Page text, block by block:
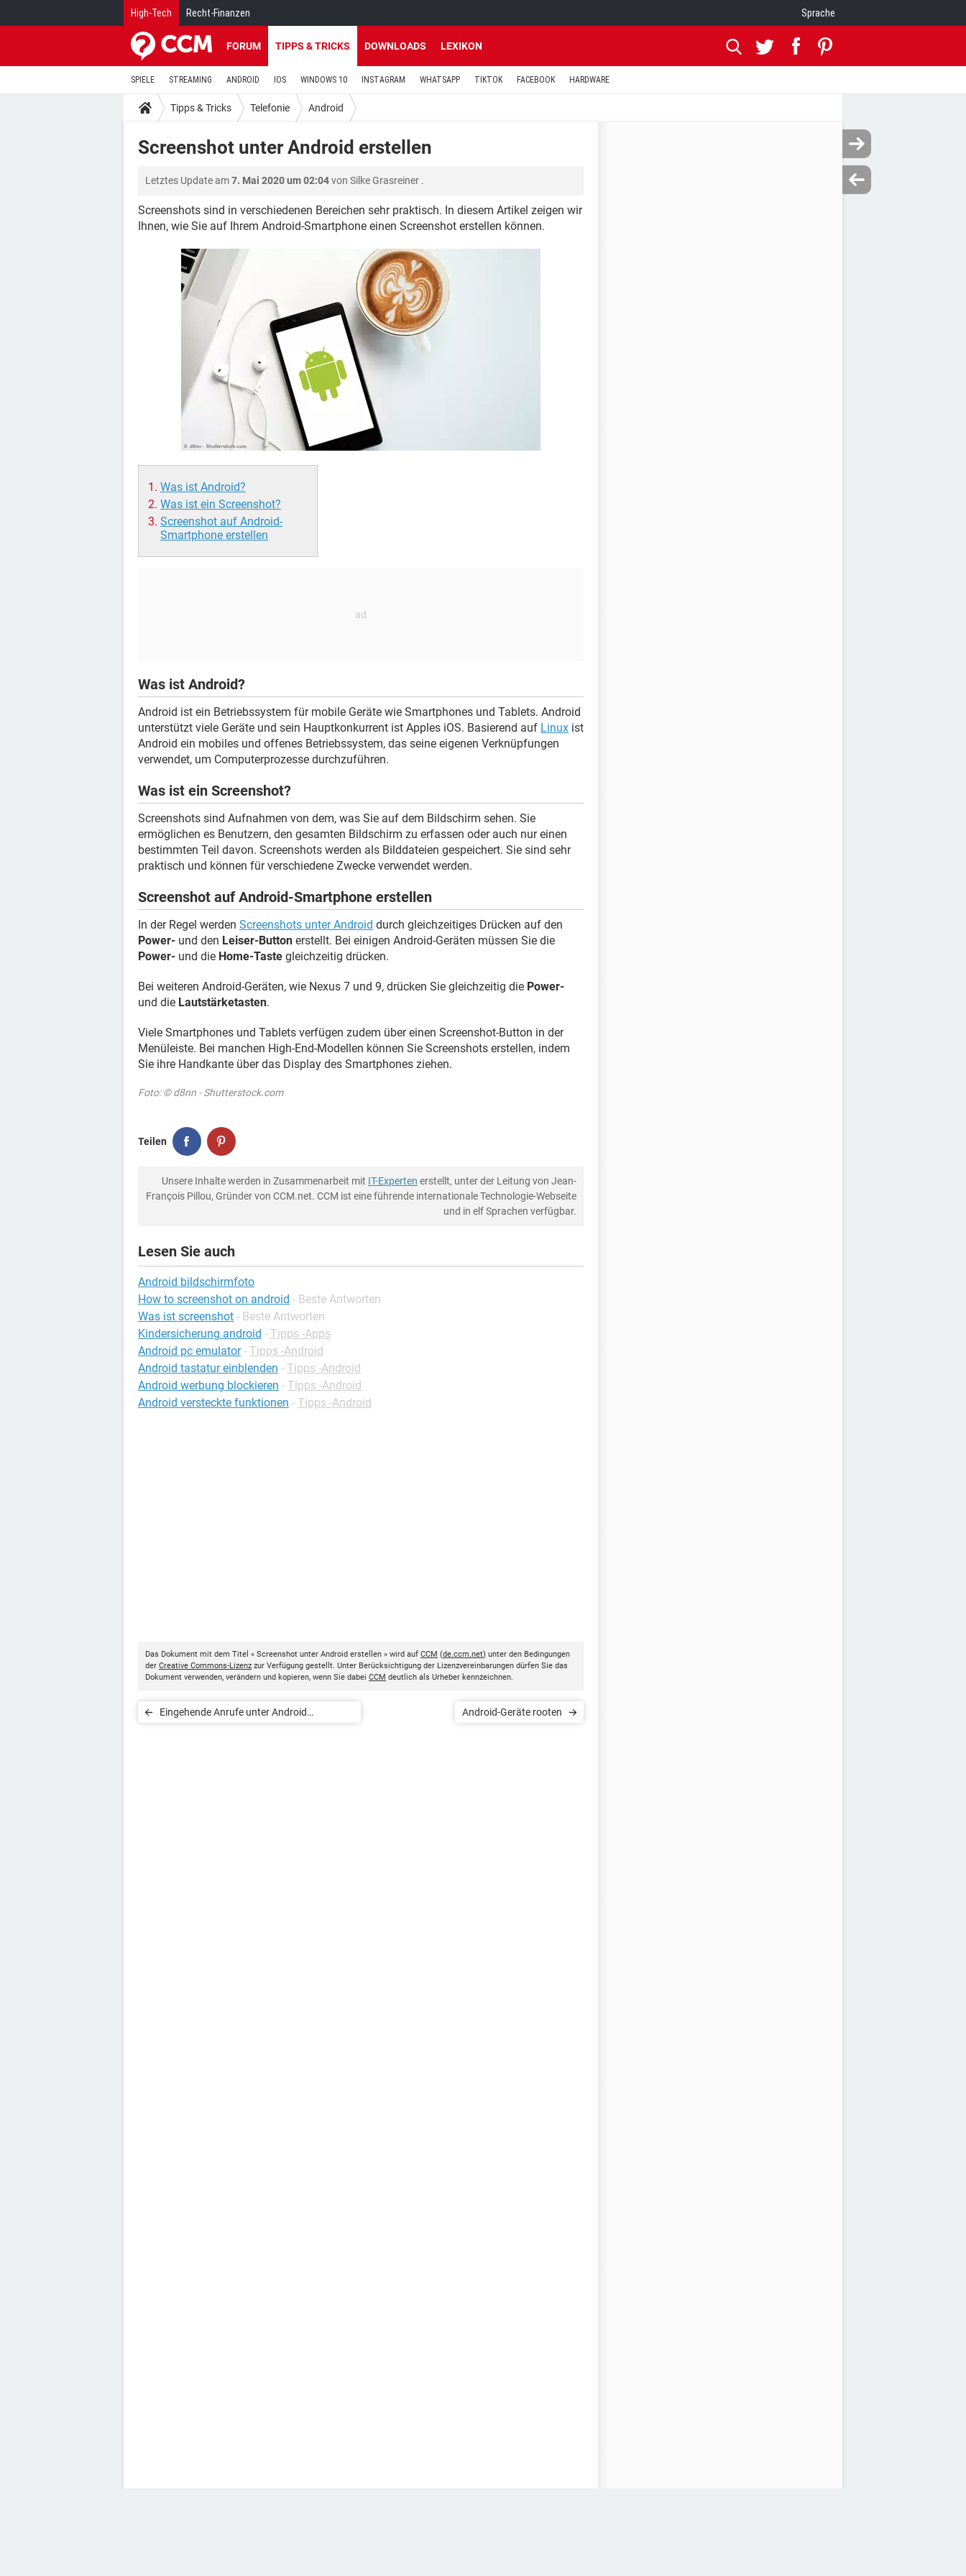
High-Tech Recht-Finanzen Sprache
FORUM TIPPS & TRICKS DOWNLOADS LEXIKON
SPIELE STREAMING ANDROID IOS WINDOWS 10 INSTAGRAM WHATSAPP TIKTOK FACEBOOK HARDWARE
Tipps & Tricks Telefonie Android
Screenshot unter Android erstellen
Letztes Update am7. Mai 2020 um 02:04von Silke Grasreiner .
Screenshots sind in verschiedenen Bereichen sehr praktisch. In diesem Artikel zeigen wir
Ihnen, wie Sie auf Ihrem Android-Smartphone einen Screenshot erstellen können.
Was ist Android?
Was ist ein Screenshot?
Screenshot auf Android-
Smartphone erstellen
Was ist Android?
Android ist ein Betriebssystem für mobile Geräte wie Smartphones und Tablets. Android
unterstützt viele Geräte und sein Hauptkonkurrent ist Apples iOS. Basierend auf Linux ist
Android ein mobiles und offenes Betriebssystem, das seine eigenen Verknüpfungen
verwendet, um Computerprozesse durchzuführen.
Was ist ein Screenshot?
Screenshots sind Aufnahmen von dem, was Sie auf dem Bildschirm sehen. Sie
ermöglichen es Benutzern, den gesamten Bildschirm zu erfassen oder auch nur einen
bestimmten Teil davon. Screenshots werden als Bilddateien gespeichert. Sie sind sehr
praktisch und können für verschiedene Zwecke verwendet werden.
Screenshot auf Android-Smartphone erstellen
In der Regel werden Screenshots unter Android durch gleichzeitiges Drücken auf den
Power- und den Leiser-Button erstellt. Bei einigen Android-Geräten müssen Sie die
Power- und die Home-Taste gleichzeitig drücken.
Bei weiteren Android-Geräten, wie Nexus 7 und 9, drücken Sie gleichzeitig die Power-
und die Lautstärketasten.
Viele Smartphones und Tablets verfügen zudem über einen Screenshot-Button in der
Menüleiste. Bei manchen High-End-Modellen können Sie Screenshots erstellen, indem
Sie ihre Handkante über das Display des Smartphones ziehen.
Foto: © d8nn - Shutterstock.com
Teilen
Unsere Inhalte werden in Zusammenarbeit mit IT-Experten erstellt, unter der Leitung von Jean-
François Pillou, Gründer von CCM.net. CCM ist eine führende internationale Technologie-Webseite
und in elf Sprachen verfügbar.
Lesen Sie auch
Android bildschirmfoto
How to screenshot on android - Beste Antworten
Was ist screenshot - Beste Antworten
Kindersicherung android - Tipps -Apps
Android pc emulator - Tipps -Android
Android tastatur einblenden - Tipps -Android
Android werbung blockieren - Tipps -Android
Android versteckte funktionen - Tipps -Android
Das Dokument mit dem Titel « Screenshot unter Android erstellen » wird auf CCM (de.ccm.net) unter den Bedingungen
der Creative Commons-Lizenz zur Verfügung gestellt. Unter Berücksichtigung der Lizenzvereinbarungen dürfen Sie das
Dokument verwenden, verändern und kopieren, wenn Sie dabei CCM deutlich als Urheber kennzeichnen.
Eingehende Anrufe unter Android
Android-Geräte rooten